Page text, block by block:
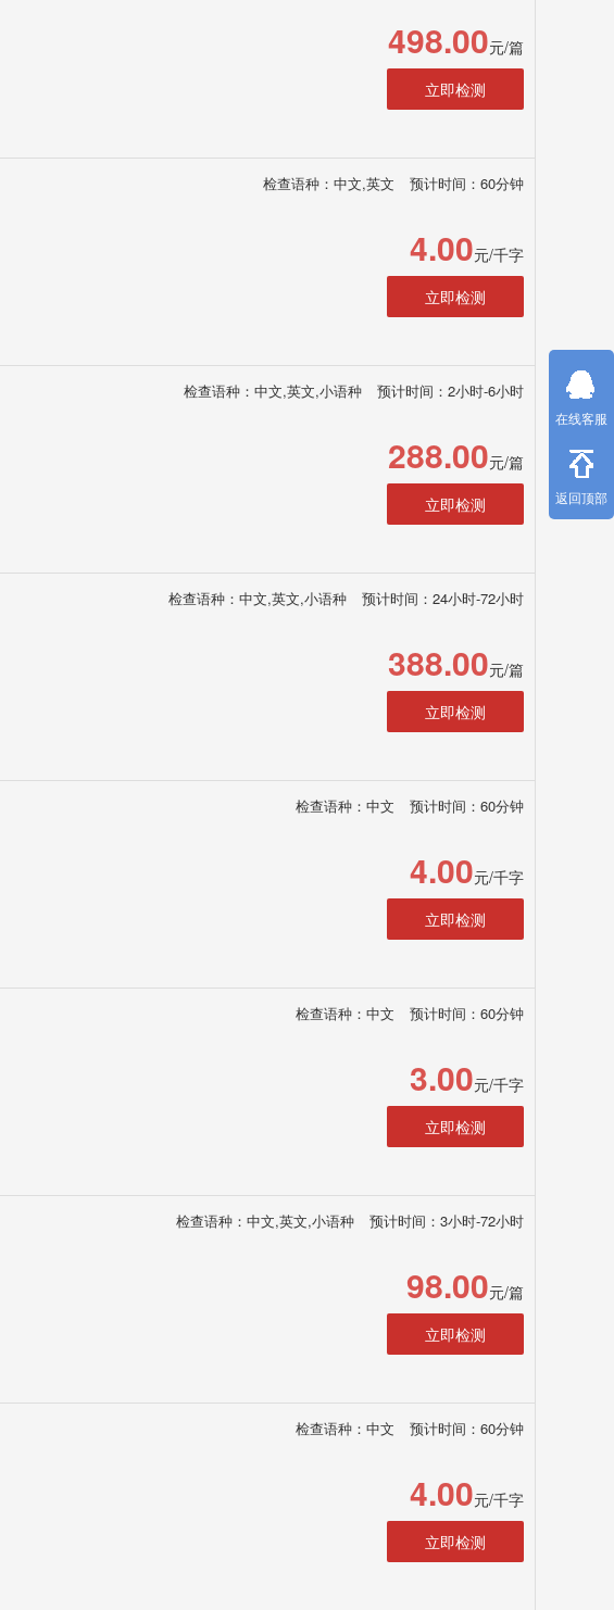
498.00元/篇
立即检测
检查语种：中文,英文 预计时间：60分钟
4.00元/千字
立即检测
检查语种：中文,英文,小语种 预计时间：2小时-6小时
288.00元/篇
立即检测
检查语种：中文,英文,小语种 预计时间：24小时-72小时
388.00元/篇
立即检测
检查语种：中文 预计时间：60分钟
4.00元/千字
立即检测
检查语种：中文 预计时间：60分钟
3.00元/千字
立即检测
检查语种：中文,英文,小语种 预计时间：3小时-72小时
98.00元/篇
立即检测
检查语种：中文 预计时间：60分钟
4.00元/千字
立即检测
在线客服
返回顶部